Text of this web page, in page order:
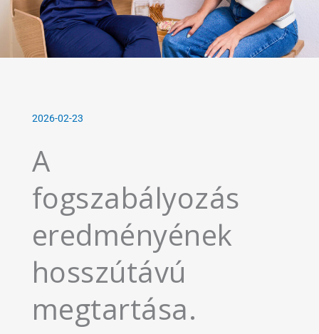
2026-02-23
A
fogszabályozás
eredményének
hosszútávú
megtartása.